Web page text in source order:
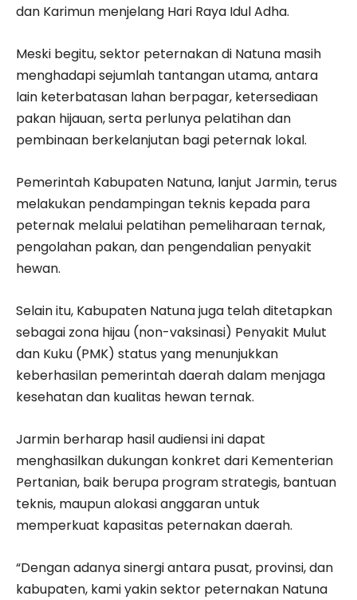
dan Karimun menjelang Hari Raya Idul Adha.
Meski begitu, sektor peternakan di Natuna masih
menghadapi sejumlah tantangan utama, antara
lain keterbatasan lahan berpagar, ketersediaan
pakan hijauan, serta perlunya pelatihan dan
pembinaan berkelanjutan bagi peternak lokal.
Pemerintah Kabupaten Natuna, lanjut Jarmin, terus
melakukan pendampingan teknis kepada para
peternak melalui pelatihan pemeliharaan ternak,
pengolahan pakan, dan pengendalian penyakit
hewan.
Selain itu, Kabupaten Natuna juga telah ditetapkan
sebagai zona hijau (non-vaksinasi) Penyakit Mulut
dan Kuku (PMK) status yang menunjukkan
keberhasilan pemerintah daerah dalam menjaga
kesehatan dan kualitas hewan ternak.
Jarmin berharap hasil audiensi ini dapat
menghasilkan dukungan konkret dari Kementerian
Pertanian, baik berupa program strategis, bantuan
teknis, maupun alokasi anggaran untuk
memperkuat kapasitas peternakan daerah.
“Dengan adanya sinergi antara pusat, provinsi, dan
kabupaten, kami yakin sektor peternakan Natuna